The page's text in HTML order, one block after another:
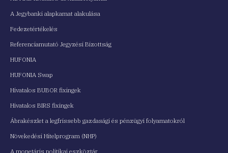
A Jegybanki alapkamat alakulása
Fedezetértékelés
Referenciamutató Jegyzési Bizottság
HUFONIA
HUFONIA Swap
Hivatalos BUBOR fixingek
Hivatalos BIRS fixingek
Ábrakészlet a legfrissebb gazdasági és pénzügyi folyamatokról
Növekedési Hitelprogram (NHP)
A monetáris politikai eszköztár